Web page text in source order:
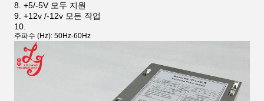
+5/-5V 모두 지원
+12v /-12v 모든 작업
주파수 (Hz): 50Hz-60Hz